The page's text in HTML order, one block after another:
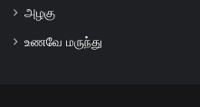
அழகு
உணவே மருந்து